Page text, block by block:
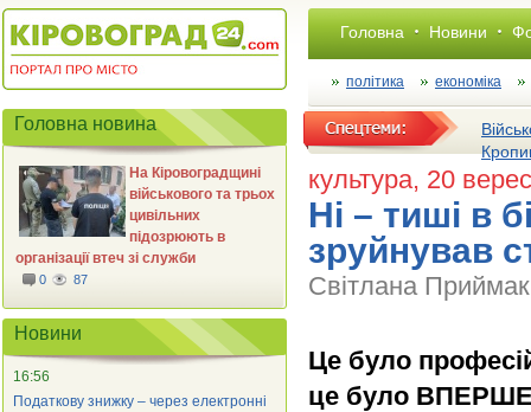
Головна Новини
політика економіка
культура, 20
Ні – тиші в
зруйнував
Світлана
Це було
це було ВПЕРШЕ!
Головна новина
На Кіровоградщині
військового та трьох
цивільних
підозрюють в
організації втеч зі служби
0 87
Новини
16:56
Податкову знижку – через електронні